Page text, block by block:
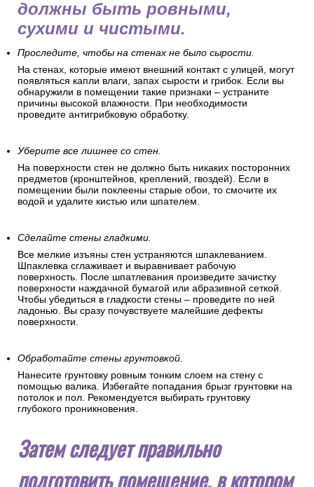
должны быть ровными,
сухими и чистыми.
Проследите, чтобы на стенах не было сырости.
На стенах, которые имеют внешний контакт с улицей, могут
появляться капли влаги, запах сырости и грибок. Если вы
обнаружили в помещении такие признаки – устраните
причины высокой влажности. При необходимости
проведите антигрибковую обработку.
Уберите все лишнее со стен.
На поверхности стен не должно быть никаких посторонних
предметов (кронштейнов, креплений, гвоздей). Если в
помещении были поклеены старые обои, то смочите их
водой и удалите кистью или шпателем.
Сделайте стены гладкими.
Все мелкие изъяны стен устраняются шпаклеванием.
Шпаклевка сглаживает и выравнивает рабочую
поверхность. После шпатлевания произведите зачистку
поверхности наждачной бумагой или абразивной сеткой.
Чтобы убедиться в гладкости стены – проведите по ней
ладонью. Вы сразу почувствуете малейшие дефекты
поверхности.
Обработайте стены грунтовкой.
Нанесите грунтовку ровным тонким слоем на стену с
помощью валика. Избегайте попадания брызг грунтовки на
потолок и пол. Рекомендуется выбирать грунтовку
глубокого проникновения.
Затем следует правильно
подготовить помещение, в котором